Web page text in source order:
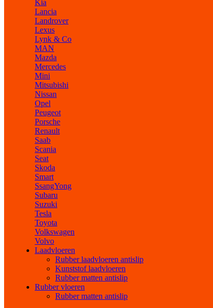
Kia
Lancia
Landrover
Lexus
Lynk & Co
MAN
Mazda
Mercedes
Mini
Mitsubishi
Nissan
Opel
Peugeot
Porsche
Renault
Saab
Scania
Seat
Skoda
Smart
SsangYong
Subaru
Suzuki
Tesla
Toyota
Volkswagen
Volvo
Laadvloeren
Rubber laadvloeren antislip
Kunststof laadvloeren
Rubber matten antislip
Rubber vloeren
Rubber matten antislip